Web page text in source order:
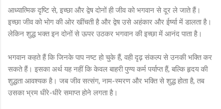
आध्यात्मिक दृष्टि से, इच्छा और द्वेष दोनों ही जीव को भगवान से दूर ले जाते हैं।
इच्छा जीव को भोग की ओर खींचती है और द्वेष उसे अहंकार और ईर्ष्या में डालता है।
लेकिन शुद्ध भक्त इन दोनों से ऊपर उठकर भगवान की इच्छा में आनंद पाता है।
भगवान कहते हैं कि जिनके पाप नष्ट हो चुके हैं, वही दृढ़ संकल्प से उनकी भक्ति कर
सकते हैं। इसका अर्थ यह नहीं कि केवल बाहरी पुण्य कर्म पर्याप्त हैं, बल्कि हृदय की
शुद्धता आवश्यक है। जब जीव सत्संग, नाम-स्मरण और भक्ति से शुद्ध होता है, तब
उसका भ्रम धीरे-धीरे समाप्त होने लगता है।